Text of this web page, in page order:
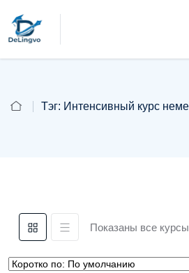
Тэг: Интенсивный курс
Показаны все